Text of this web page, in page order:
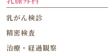
乳がん検診
精密検査
治療・経過観察